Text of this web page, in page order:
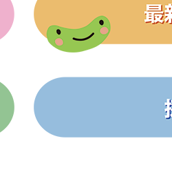
出入国在留管理庁（
期間更新にかかる手数
2026/08/07
首相表明 消費税１％
高市早苗首相は７月
ら２年間、現行の８％